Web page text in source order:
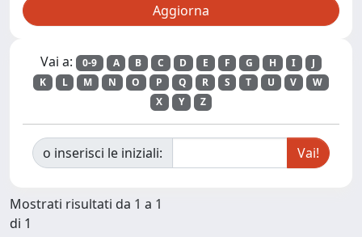
Vai a: 0-9 A B C D E F G H I
J
K
L M N O P Q R S T U V
W
X
Y Z
o inserisci le iniziali:
Mostrati risultati da 1 a 1
di 1